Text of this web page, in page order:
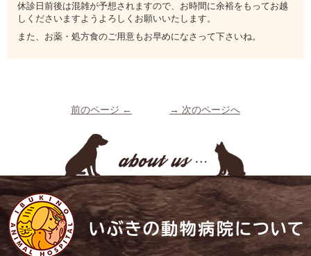
休診日前後は混雑が予想されますので、お時間に余裕をもってお越
しくださいますようよろしくお願いいたします。
また、お薬・処方食のご用意もお早めになさって下さいね。
前のページ ← → 次のページへ